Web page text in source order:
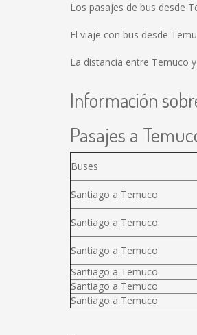
Los pasajes de bus desde
El viaje con bus desde
La distancia entre Temuco
Información
Pasajes a
Buses
Santiago a Temuco
Santiago a Temuco
Santiago a Temuco
Santiago a Temuco
Santiago a Temuco
Santiago a Temuco